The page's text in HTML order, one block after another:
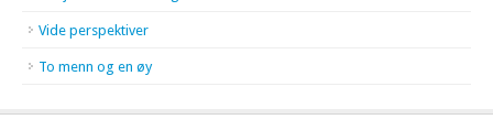
Vide perspektiver
To menn og en øy